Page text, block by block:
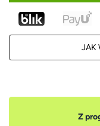
JAK
Z